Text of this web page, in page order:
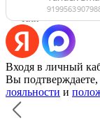
Уже есть аккаунт?
Или
Входя в личный
Вы подтверждаете,
лояльности и